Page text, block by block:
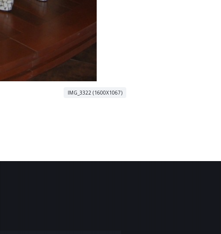
IMG_3322 (1600X1067)